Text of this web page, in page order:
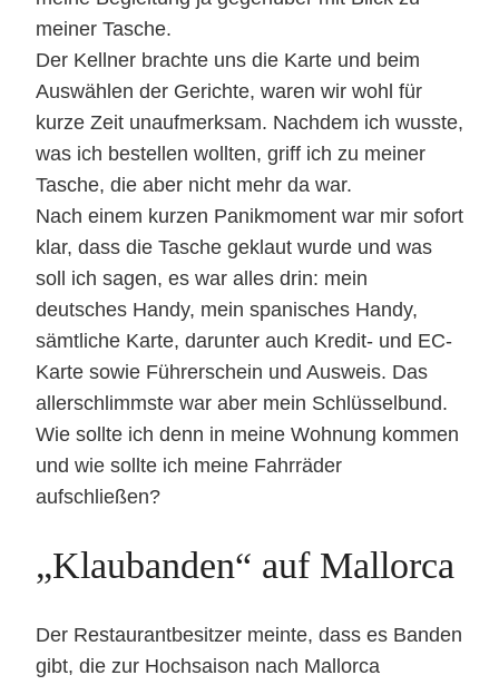
meiner Tasche.
Der Kellner brachte uns die Karte und beim
Auswählen der Gerichte, waren wir wohl für
kurze Zeit unaufmerksam. Nachdem ich wusste,
was ich bestellen wollten, griff ich zu meiner
Tasche, die aber nicht mehr da war.
Nach einem kurzen Panikmoment war mir sofort
klar, dass die Tasche geklaut wurde und was
soll ich sagen, es war alles drin: mein
deutsches Handy, mein spanisches Handy,
sämtliche Karte, darunter auch Kredit- und EC-
Karte sowie Führerschein und Ausweis. Das
allerschlimmste war aber mein Schlüsselbund.
Wie sollte ich denn in meine Wohnung kommen
und wie sollte ich meine Fahrräder
aufschließen?
„Klaubanden“ auf Mallorca
Der Restaurantbesitzer meinte, dass es Banden
gibt, die zur Hochsaison nach Mallorca